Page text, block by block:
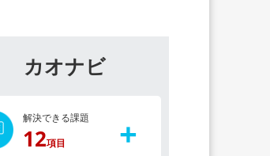
カオナビ
解決できる課題
12項目 +